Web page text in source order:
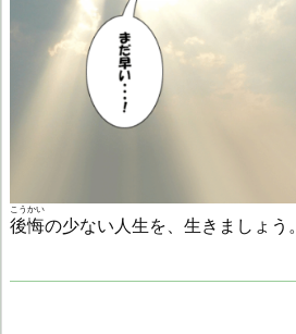
後悔
こうかい
の少ない人生を、生きましょう。